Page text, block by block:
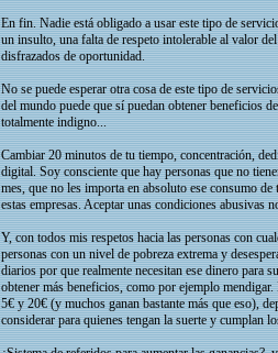
En fin. Nadie está obligado a usar este tipo de
un insulto, una falta de respeto intolerable al valor
disfrazados de oportunidad.
No se puede esperar otra cosa de este tipo de
del mundo puede que sí puedan obtener beneficios
totalmente indigno...
Cambiar 20 minutos de tu tiempo, concentración,
digital. Soy consciente que hay personas que no
mes, que no les importa en absoluto ese consumo
estas empresas. Aceptar unas condiciones abusivas
Y, con todos mis respetos hacia las personas con
personas con un nivel de pobreza extrema y
diarios por que realmente necesitan ese dinero para
obtener más beneficios, como por ejemplo
5€ y 20€ (y muchos ganan bastante más que eso),
considerar para quienes tengan la suerte y cumplan